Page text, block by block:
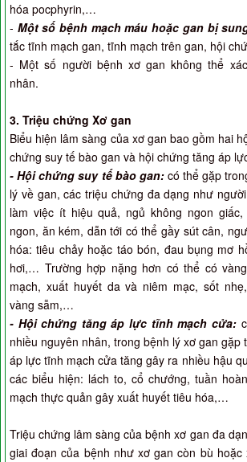
hóa pocphyrin,…
- Một số bệnh mạch máu hoặc gan bị
tắc tĩnh mạch gan, tĩnh mạch trên gan, hội
- Một số người bệnh xơ gan không thể
nhân.
3. Triệu chứng Xơ gan
Biểu hiện lâm sàng của xơ gan bao gồm hai
chứng suy tế bào gan và hội chứng tăng áp
- Hội chứng suy tế bào gan:có thể gặp
lý về gan, các triệu chứng đa dạng như
làm việc ít hiệu quả, ngủ không ngon
ngon, ăn kém, dẫn tới có thể gầy sút cân,
hóa: tiêu chảy hoặc táo bón, đau bụng mơ
hơi,… Trường hợp nặng hơn có thể có
mạch, xuất huyết da và niêm mạc, sốt
vàng sẫm,…
- Hội chứng tăng áp lực tĩnh mạch cửa:
nhiều nguyên nhân, trong bệnh lý xơ gan gặp
áp lực tĩnh mạch cửa tăng gây ra nhiều hậu
các biểu hiện: lách to, cổ chướng, tuần
mạch thực quản gây xuất huyết tiêu hóa,…
Triệu chứng lâm sàng của bệnh xơ gan đa
giai đoạn của bệnh như xơ gan còn bù